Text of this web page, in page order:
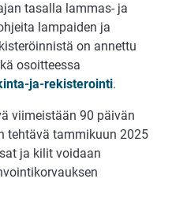
tasalla lammas- ja
lampaiden ja
on annettu
osoitteessa
ja-rekisterointi.
viimeistään 90 päivän
tehtävä tammikuun 2025
ja kilit voidaan